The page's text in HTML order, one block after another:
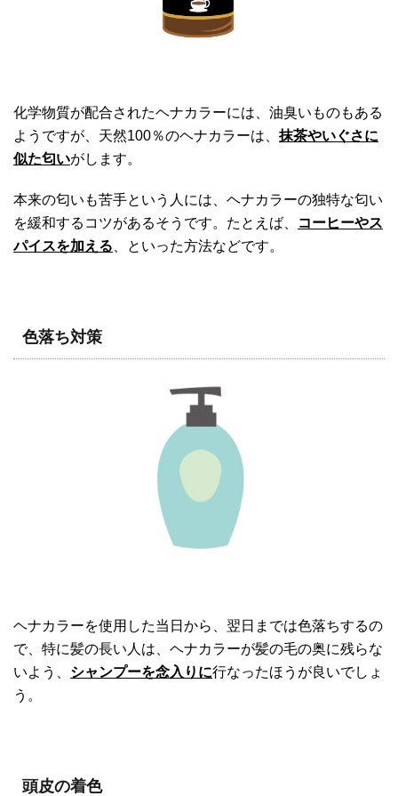
化学物質が配合されたヘナカラーには、油臭いものもある
ようですが、天然100％のヘナカラーは、 抹茶やいぐさに
似た匂いがします。
本来の匂いも苦手という人には、ヘナカラーの独特な匂い
を緩和するコツがあるそうです。たとえば、
コーヒーやス
パイスを加える 、といった方法などです。
色落ち対策
ヘナカラーを使用した当日から、翌日までは色落ちするの
で、特に髪の長い人は、ヘナカラーが髪の毛の奥に残らな
いよう、 シャンプーを念入りに行なったほうが良いでしょ
う。
頭皮の着色